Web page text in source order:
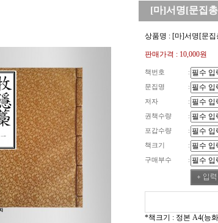
[마]서명[문집
상품명 : [마]서명[문
판매가격 : 10,000원
책번호
:
문집명
:
저자
:
권책수량
:
포갑수량
:
책크기
:
구매부수
:
*책크기 : 정본 A4(능